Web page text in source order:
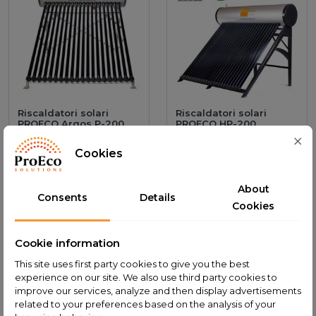
Riscaldatori solari
PROECO Argos P-200
Add to cart2.149,00 PLN
Riscaldatori solari
PROECO HP-200
Cookies
Consents Details
About
Cookies
Cookie information
This site uses first party cookies to give you the best
experience on our site. We also use third party cookies to
improve our services, analyze and then display advertisements
related to your preferences based on the analysis of your